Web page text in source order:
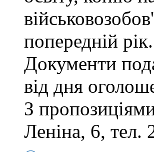
попередній рік.
Документи
від дня
З
Леніна, 6, тел.